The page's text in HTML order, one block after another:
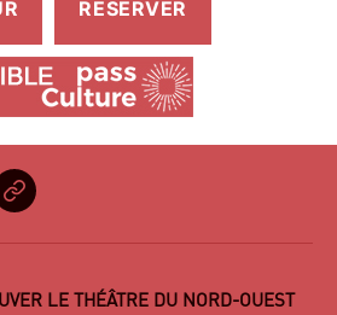
BilletReduc
LE THÉÂTRE DU NORD-OUEST